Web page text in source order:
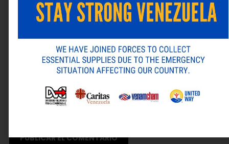
Correo electrónico*
Guarda mi nombre, correo electrónico y web en este